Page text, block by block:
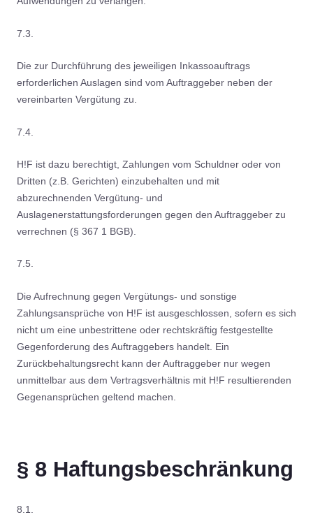
7.3.
Die zur Durchführung des jeweiligen Inkassoauftrags
erforderlichen Auslagen sind vom Auftraggeber neben der
vereinbarten Vergütung zu.
7.4.
H!F ist dazu berechtigt, Zahlungen vom Schuldner oder von
Dritten (z.B. Gerichten) einzubehalten und mit
abzurechnenden Vergütung- und
Auslagenerstattungsforderungen gegen den Auftraggeber zu
verrechnen (§ 367 1 BGB).
7.5.
Die Aufrechnung gegen Vergütungs- und sonstige
Zahlungsansprüche von H!F ist ausgeschlossen, sofern es sich
nicht um eine unbestrittene oder rechtskräftig festgestellte
Gegenforderung des Auftraggebers handelt. Ein
Zurückbehaltungsrecht kann der Auftraggeber nur wegen
unmittelbar aus dem Vertragsverhältnis mit H!F resultierenden
Gegenansprüchen geltend machen.
§ 8 Haftungsbeschränkung
8.1.